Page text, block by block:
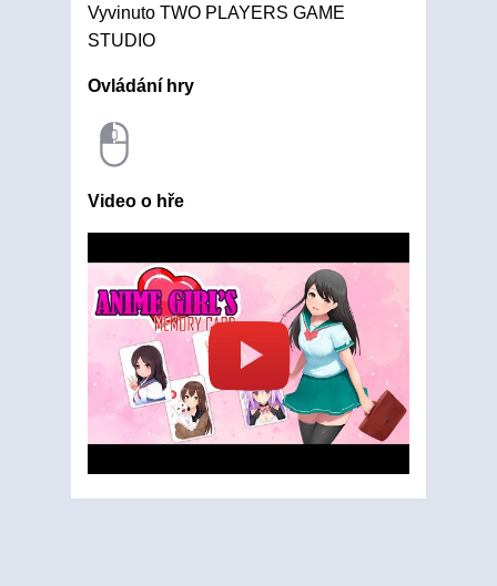
Vyvinuto TWO PLAYERS GAME
STUDIO
Ovládání hry
Video o hře